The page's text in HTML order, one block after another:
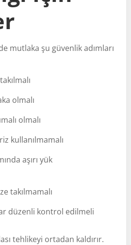
mutlaka şu güvenlik adımları
olmalı
olmalı
kullanılmamalı
aşırı yük
takılmamalı
düzenli kontrol edilmeli
tehlikeyi ortadan kaldırır.